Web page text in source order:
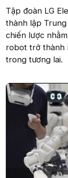
Tập đoàn LG
thành lập
chiến lược
robot trở thành
trong tương lai.